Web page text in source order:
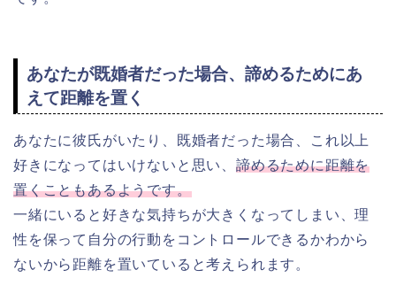
あなたが既婚者だった場合、諦めるためにあ
えて距離を置く
あなたに彼氏がいたり、既婚者だった場合、これ以上
好きになってはいけないと思い、諦めるために距離を
置くこともあるようです。
一緒にいると好きな気持ちが大きくなってしまい、理
性を保って自分の行動をコントロールできるかわから
ないから距離を置いていると考えられます。